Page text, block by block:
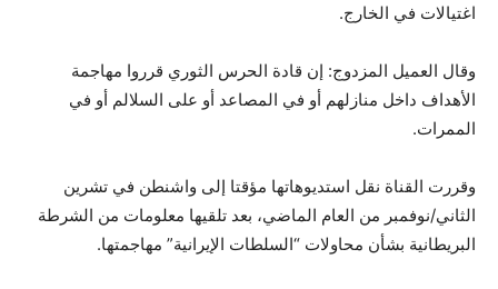
اغتيالات في الخارج.
وقال العميل المزدوج: إن قادة الحرس الثوري قرروا مهاجمة
الأهداف داخل منازلهم أو في المصاعد أو على السلالم أو في
الممرات.
وقررت القناة نقل استديوهاتها مؤقتا إلى واشنطن في تشرين
الثاني/نوفمبر من العام الماضي، بعد تلقيها معلومات من الشرطة
البريطانية بشأن محاولات “السلطات الإيرانية” مهاجمتها.